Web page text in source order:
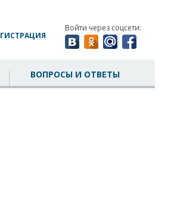
Войти через соцсети:
ВОПРОСЫ И ОТВЕТЫ